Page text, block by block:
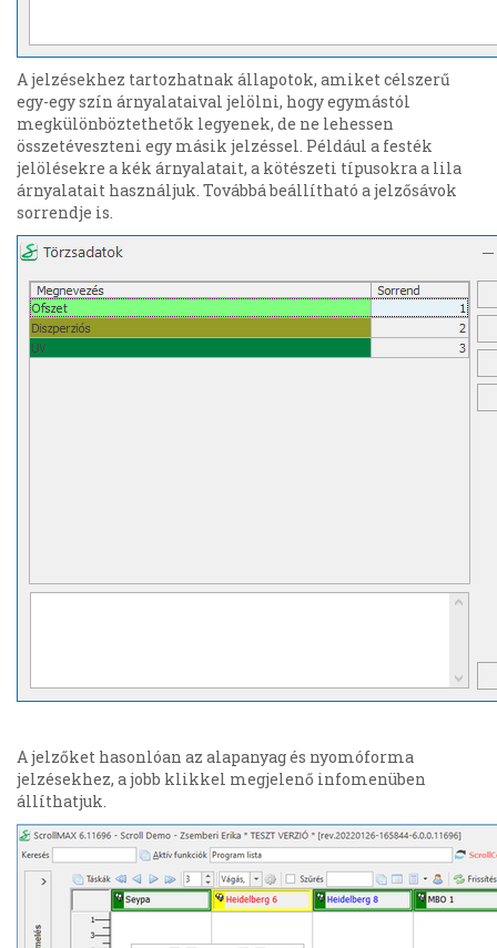
A jelzésekhez tartozhatnak állapotok, amiket célszerű
egy-egy szín árnyalataival jelölni, hogy egymástól
megkülönböztethetők legyenek, de ne lehessen
összetéveszteni egy másik jelzéssel. Például a festék
jelölésekre a kék árnyalatait, a kötészeti típusokra a lila
árnyalatait használjuk. Továbbá beállítható a jelzősávok
sorrendje is.
A jelzőket hasonlóan az alapanyag és nyomóforma
jelzésekhez, a jobb klikkel megjelenő infomenüben
állíthatjuk.